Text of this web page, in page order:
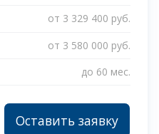
от 3 329 400 руб.
от 3 580 000 руб.
до 60 мес.
Оставить заявку